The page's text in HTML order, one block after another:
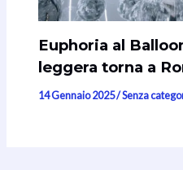
Euphoria al
leggera torna a
14 Gennaio 2025/Senza